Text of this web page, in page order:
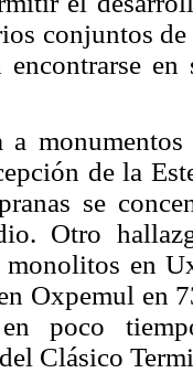
conjuntos
encontrarse
de la
se
Otro
monolitos en
Oxpemul en
poco
Clásico